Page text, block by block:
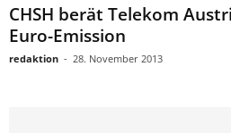
CHSH berät Telekom
Euro-Emission
redaktion - 28. November 2013